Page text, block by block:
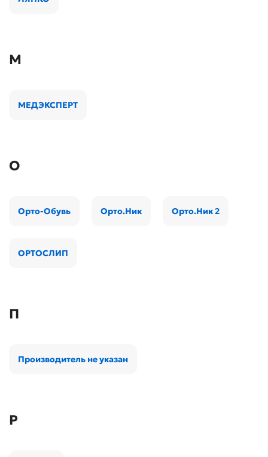
М
МЕДЭКСПЕРТ
О
Орто-Обувь Орто.Ник Орто.Ник 2
ОРТОСЛИП
П
Производитель не указан
Р